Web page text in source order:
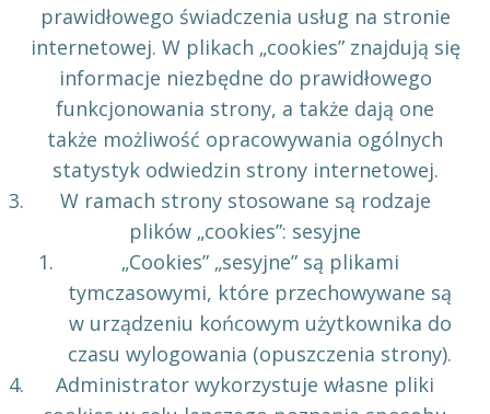
prawidłowego świadczenia usług na stronie
internetowej. W plikach „cookies” znajdują się
informacje niezbędne do prawidłowego
funkcjonowania strony, a także dają one
także możliwość opracowywania ogólnych
statystyk odwiedzin strony internetowej.
W ramach strony stosowane są rodzaje
plików „cookies”: sesyjne
„Cookies” „sesyjne” są plikami
tymczasowymi, które przechowywane są
w urządzeniu końcowym użytkownika do
czasu wylogowania (opuszczenia strony).
Administrator wykorzystuje własne pliki